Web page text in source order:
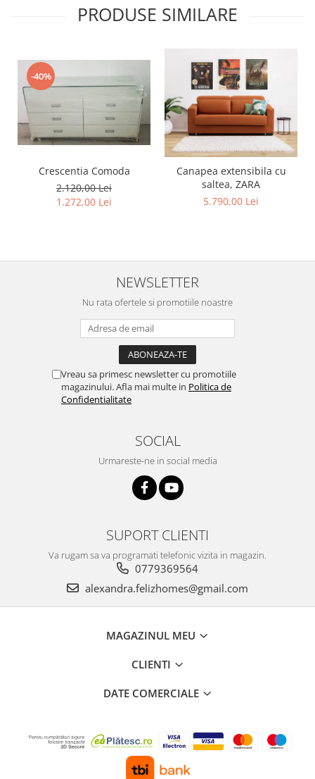
PRODUSE SIMILARE
-40%
Crescentia Comoda
2.120,00 Lei
1.272,00 Lei
Canapea extensibila cu
saltea, ZARA
5.790,00 Lei
NEWSLETTER
Nu rata ofertele si promotiile noastre
Vreau sa primesc newsletter cu promotiile
magazinului. Afla mai multe in Politica de
Confidentialitate
SOCIAL
Urmareste-ne in social media
SUPORT CLIENTI
Va rugam sa va programati telefonic vizita in magazin.
0779369564
alexandra.felizhomes@gmail.com
MAGAZINUL MEU
CLIENTI
DATE COMERCIALE